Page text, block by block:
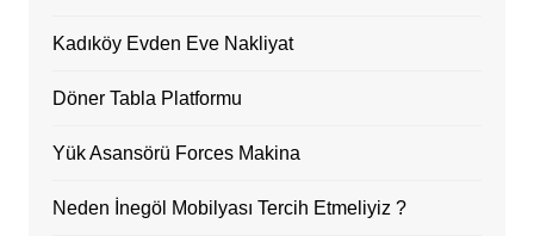
Kadıköy Evden Eve Nakliyat
Döner Tabla Platformu
Yük Asansörü Forces Makina
Neden İnegöl Mobilyası Tercih Etmeliyiz ?